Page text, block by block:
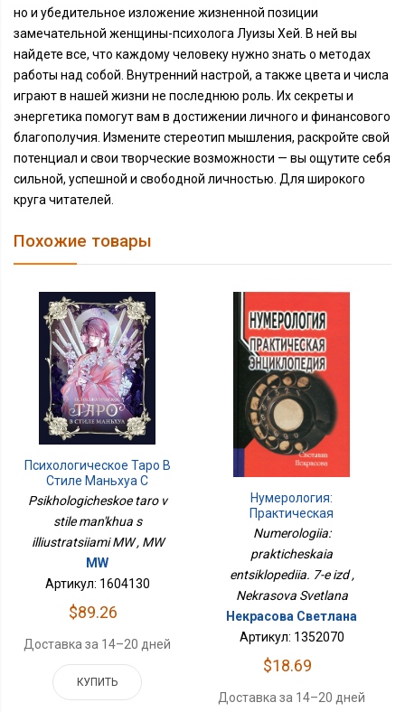
но и убедительное изложение жизненной позиции
замечательной женщины-психолога Луизы Хей. В ней вы
найдете все, что каждому человеку нужно знать о методах
работы над собой. Внутренний настрой, а также цвета и числа
играют в нашей жизни не последнюю роль. Их секреты и
энергетика помогут вам в достижении личного и финансового
благополучия. Измените стереотип мышления, раскройте свой
потенциал и свои творческие возможности — вы ощутите себя
сильной, успешной и свободной личностью. Для широкого
круга читателей.
Похожие товары
Психологическое Таро В
Стиле Маньхуа С
Иллюстрациями MW
Psikhologicheskoe taro v
stile man'khua s
illiustratsiiami MW , MW
MW
Артикул: 1604130
$89.26
Доставка за 14–20 дней
КУПИТЬ
Нумерология:
Практическая
Энциклопедия. 7-Е Изд
Numerologiia:
prakticheskaia
entsiklopediia. 7-e izd ,
Nekrasova Svetlana
Некрасова Светлана
Артикул: 1352070
$18.69
Доставка за 14–20 дней